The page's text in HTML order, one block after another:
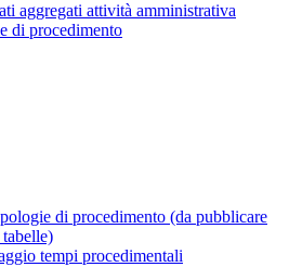
aggregati attività amministrativa
di procedimento
di procedimento (da pubblicare
tempi procedimentali